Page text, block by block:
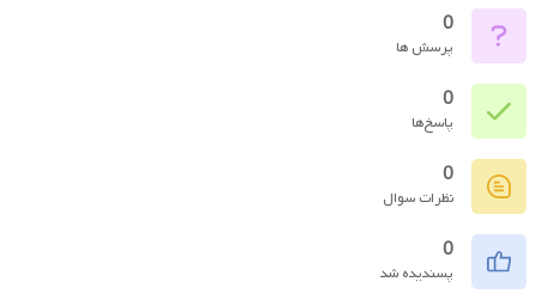
0
پرسش ها
0
پاسخ‌ها
0
نظرات سوال
0
پسندیده شد